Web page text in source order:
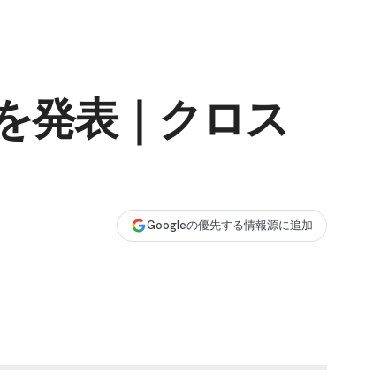
発表｜クロス
Googleの優先する情報源に追加